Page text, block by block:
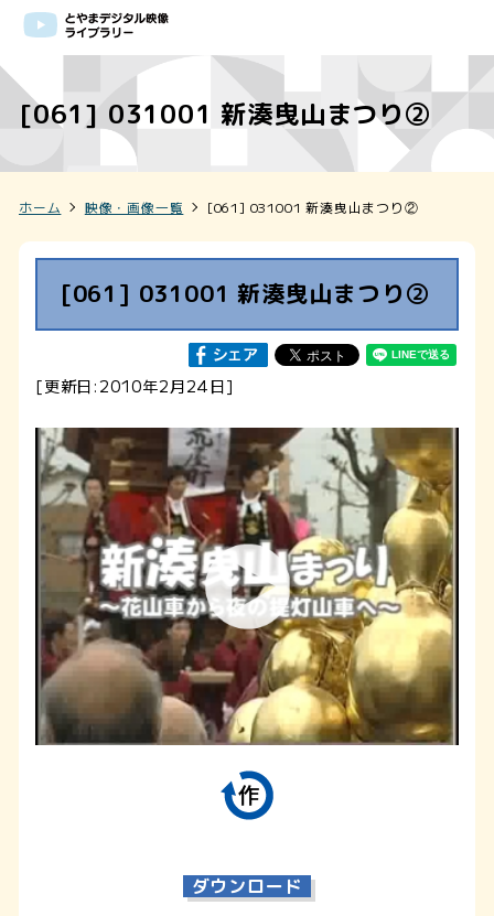
[061] 031001 新湊曳山まつり②
ホーム 映像・画像一覧 [061] 031001 新湊曳山まつり②
[061] 031001 新湊曳山まつり②
[更新日:2010年2月24日]
ダウンロード